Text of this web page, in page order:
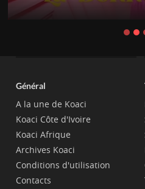
Général
A la une de Koaci
Koaci Côte d'Ivoire
Koaci Afrique
Archives Koaci
Conditions d'utilisation
Contacts